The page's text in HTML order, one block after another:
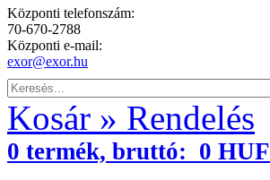
Központi telefonszám:
70-670-2788
Központi e-mail:
exor@exor.hu
Kosár » Rendelés
0 termék, bruttó: 0 HUF